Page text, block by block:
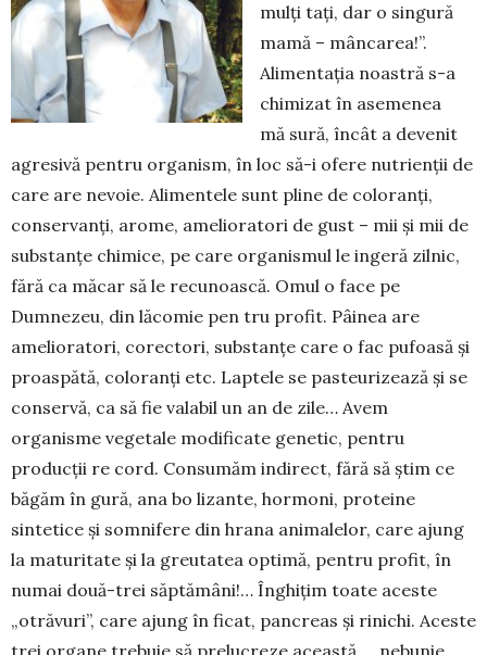
mulţi taţi, dar o singură
mamă – mâncarea!”.
Alimentaţia noastră s-a
chimizat în asemenea
mă­ sură, încât a devenit
agresivă pentru organism, în loc să-i ofere nutrienţii de
care are nevoie. Ali­mentele sunt pline de coloranţi,
conservanţi, arome, amelioratori de gust – mii şi mii de
substanţe chimice, pe care organismul le in­geră zilnic,
fără ca măcar să le recunoască. Omul o face pe
Dumnezeu, din lăcomie pen­­ tru profit. Pâinea are
amelio­ratori, corectori, sub­stanţe care o fac pufoasă şi
proaspătă, coloranţi etc. Laptele se pasteurizează şi se
conservă, ca să fie valabil un an de zile… Avem
organisme vegetale modificate genetic, pentru
produc­ţii re­ cord. Consumăm indirect, fără să ştim ce
băgăm în gură, ana­ bo­ lizante, hormoni, proteine
sintetice şi somnifere din hrana animalelor, care ajung
la maturitate şi la greu­tatea optimă, pentru profit, în
nu­mai două-trei săptă­mâni!… Înghi­ţim toa­te aceste
„otră­vuri”, care ajung în ficat, pancreas şi rinichi. Aceste
trei organe trebuie să pre­­lu­cre­ze această „ne­bu­nie